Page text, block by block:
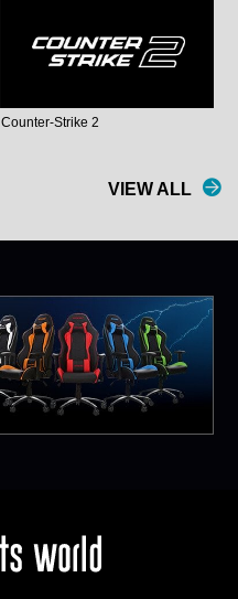
Counter-Strike 2
VIEW ALL